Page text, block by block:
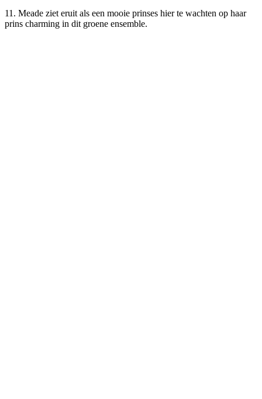
11. Meade ziet eruit als een mooie prinses hier te wachten op haar
prins charming in dit groene ensemble.